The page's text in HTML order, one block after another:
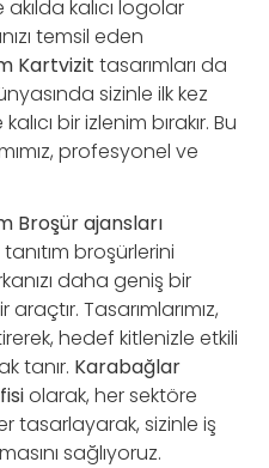
kalıcı logolar
temsil eden
Kartvizit tasarımları da
sizinle ilk kez
bir izlenim bırakır. Bu
profesyonel ve
Broşür ajansları
broşürlerini
daha geniş bir
Tasarımlarımız,
hedef kitlenizle etkili
tanır. Karabağlar
olarak, her sektöre
tasarlayarak, sizinle iş
sağlıyoruz.